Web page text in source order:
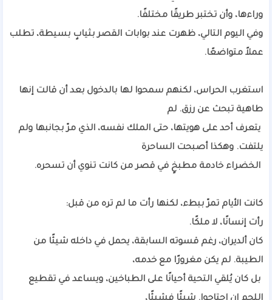
وراءها، وأن تختبر طريقًا مختلفًا.
وفي اليوم التالي، ظهرت عند بوابات القصر بثيابٍ بسيطة، تطلب
عملاً متواضعًا.
استغرب الحراس، لكنهم سمحوا لها بالدخول بعد أن قالت إنها
طاهية تبحث عن رزق. لم
يتعرف أحد على هويتها، حتى الملك نفسه، الذي مرّ بجانبها ولم
يلتفت. وهكذا أصبحت الساحرة
الخضراء خادمة مطبخٍ في قصر من كانت تنوي أن تسحره.
كانت الأيام تمرّ ببطء، لكنها رأت ما لم تره من قبل:
رأت إنسانًا، لا ملكًا.
كان ألديران، رغم قسوته السابقة، يحمل في داخله شيئًا من
الطيبة. لم يكن مغرورًا مع خدمه،
بل كان يُلقي التحية أحيانًا على الطباخين، ويساعد في تقطيع